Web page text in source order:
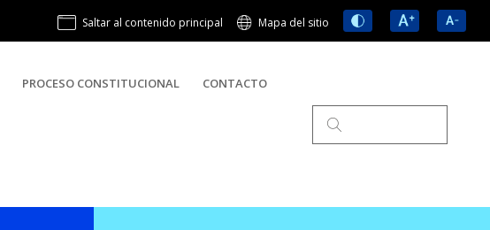
Saltar al contenido principal Mapa del sitio
PROCESO CONSTITUCIONAL CONTACTO